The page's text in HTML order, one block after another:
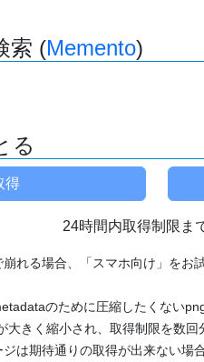
索 (Memento)
る
24時間内取得制限ま
れる場合、「スマホ向け」をお
のために圧縮したくない
大きく縮小され、取得制限を数回
は期待通りの取得が出来ない場